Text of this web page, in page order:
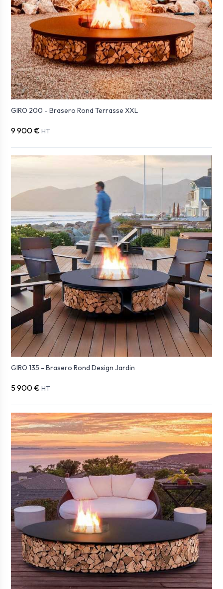
GIRO 200 - Brasero Rond Terrasse XXL
9 900 € HT
GIRO 135 - Brasero Rond Design Jardin
5 900 € HT